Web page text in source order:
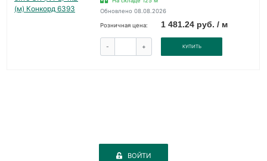
Обновлено 08.08.2026
Розничная цена: 1 481.24 руб. / м
- + КУПИТЬ
ВОЙТИ